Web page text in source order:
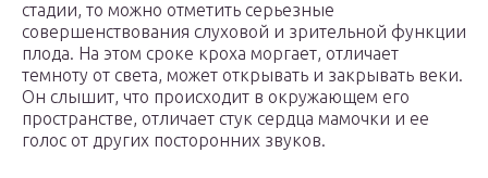
стадии, то можно отметить серьезные
совершенствования слуховой и зрительной функции
плода. На этом сроке кроха моргает, отличает
темноту от света, может открывать и закрывать веки.
Он слышит, что происходит в окружающем его
пространстве, отличает стук сердца мамочки и ее
голос от других посторонних звуков.